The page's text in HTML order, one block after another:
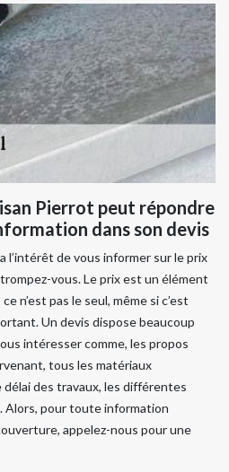
Pierrot peut répondre
dans son devis
l’intérêt de vous informer sur le prix
vous. Le prix est un élément
n’est pas le seul, même si c’est
Un devis dispose beaucoup
intéresser comme, les propos
tous les matériaux
des travaux, les différentes
Alors, pour toute information
appelez-nous pour une